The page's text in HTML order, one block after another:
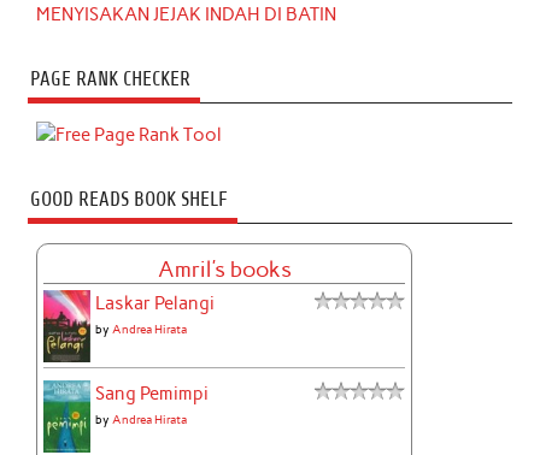
MENYISAKAN JEJAK INDAH DI BATIN
PAGE RANK CHECKER
GOOD READS BOOK SHELF
Amril's books
Laskar Pelangi
by Andrea Hirata
Sang Pemimpi
by Andrea Hirata